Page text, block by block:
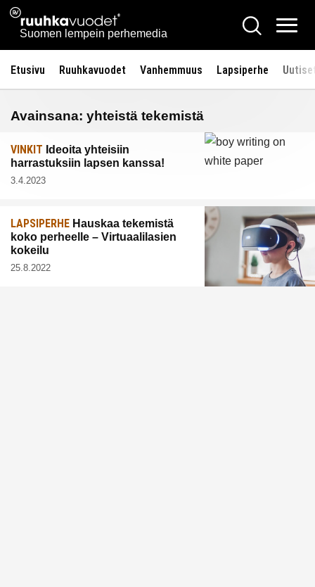
Siirry
sisältöön
Ruuhkavuodet.fi
Suomen lempein perhemedia
Hae
Etusivu Ruuhkavuodet Vanhemmuus Lapsiperhe
Avainsana: yhteistä tekemistä
VINKIT Ideoita yhteisiin
harrastuksiin lapsen kanssa!
3.4.2023
LAPSIPERHE Hauskaa tekemistä
koko perheelle – Virtuaalilasien
kokeilu
25.8.2022